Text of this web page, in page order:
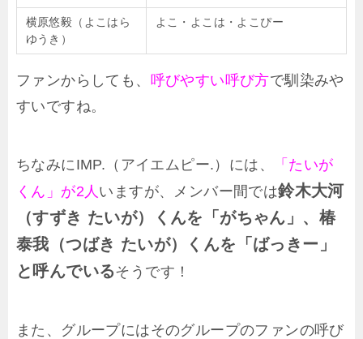
横原悠毅（よこはら
ゆうき）
よこ・よこは・よこぴー
ファンからしても、 呼びやすい呼び方で馴染みや
すいですね。
ちなみにIMP.（アイエムピー.）には、
「たいが
くん」が2人 いますが、メンバー間では鈴木大河
（すずき たいが）くんを「がちゃん」、椿
泰我（つばき たいが）くんを「ばっきー」
と呼んでいるそうです！
また、グループにはそのグループのファンの呼び